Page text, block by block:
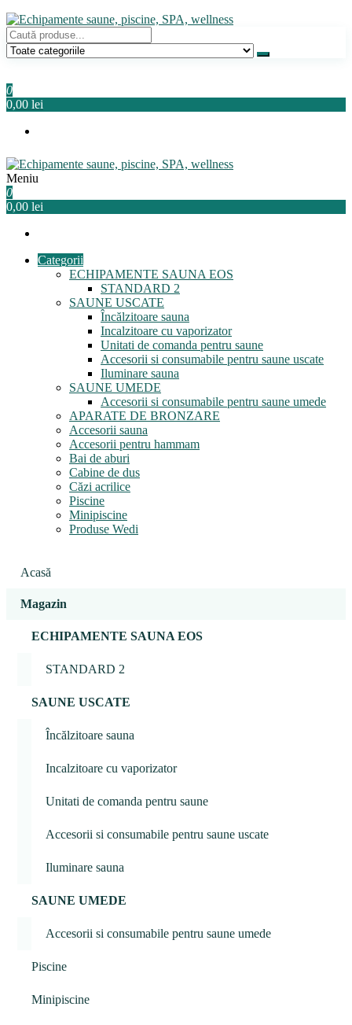
Sari
la
conținut
Echipamente saune, piscine, SPA, wellness
Relaxeaza-te!
0
0,00 lei
Echipamente saune, piscine, SPA, wellness
Relaxeaza-te!
Meniu
0
0,00 lei
Categorii
ECHIPAMENTE SAUNA EOS
STANDARD 2
SAUNE USCATE
Încălzitoare sauna
Incalzitoare cu vaporizator
Unitati de comanda pentru saune
Accesorii si consumabile pentru saune uscate
Iluminare sauna
SAUNE UMEDE
Accesorii si consumabile pentru saune umede
APARATE DE BRONZARE
Accesorii sauna
Accesorii pentru hammam
Bai de aburi
Cabine de dus
Căzi acrilice
Piscine
Minipiscine
Produse Wedi
Acasă
Magazin
ECHIPAMENTE SAUNA EOS
STANDARD 2
SAUNE USCATE
Încălzitoare sauna
Incalzitoare cu vaporizator
Unitati de comanda pentru saune
Accesorii si consumabile pentru saune uscate
Iluminare sauna
SAUNE UMEDE
Accesorii si consumabile pentru saune umede
Piscine
Minipiscine